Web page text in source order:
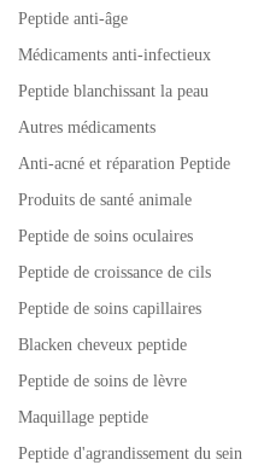
Peptide anti-âge
Médicaments anti-infectieux
Peptide blanchissant la peau
Autres médicaments
Anti-acné et réparation Peptide
Produits de santé animale
Peptide de soins oculaires
Peptide de croissance de cils
Peptide de soins capillaires
Blacken cheveux peptide
Peptide de soins de lèvre
Maquillage peptide
Peptide d'agrandissement du sein